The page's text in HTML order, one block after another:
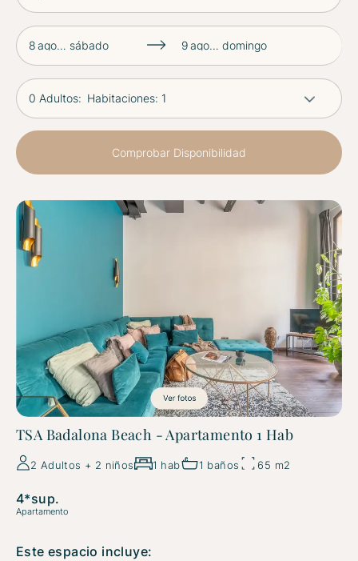
8 agosto 2026 sábado 9 agosto 2026 domingo
0 Adultos: Habitaciones: 1
TSA Badalona Beach - Apartamento 1 Hab
2 Adultos + 2 niños 1 hab 1 baños 65 m2
4*sup.
Apartamento
Este espacio incluye: